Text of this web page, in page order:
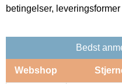
betingelser,
Bedst
Webshop